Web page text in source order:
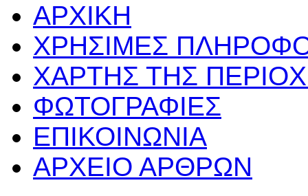
ΑΡΧΙΚΗ
ΧΡΗΣΙΜΕΣ
ΧΑΡΤΗΣ ΤΗΣ
ΦΩΤΟΓΡΑΦΙΕΣ
ΕΠΙΚΟΙΝΩΝΙΑ
ΑΡΧΕΙΟ ΑΡΘΡΩΝ